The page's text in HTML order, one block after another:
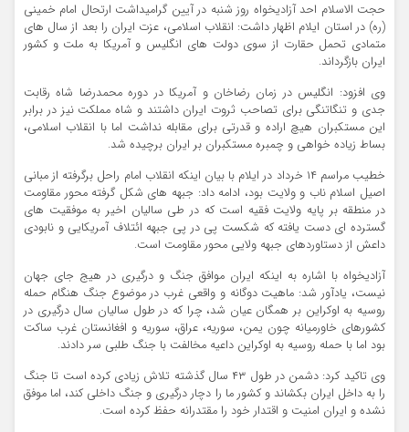
حجت الاسلام احد آزادیخواه روز شنبه در آیین گرامیداشت ارتحال امام خمینی
(ره) در استان ایلام اظهار داشت: انقلاب اسلامی، عزت ایران را بعد از سال های
متمادی تحمل حقارت از سوی دولت های انگلیس و آمریکا به ملت و کشور
ایران بازگرداند.
وی افزود: انگلیس در زمان رضاخان و آمریکا در دوره محمدرضا شاه رقابت
جدی و تنگاتنگی برای تصاحب ثروت ایران داشتند و شاه مملکت نیز در برابر
این مستکبران هیچ اراده و قدرتی برای مقابله نداشت اما با انقلاب اسلامی،
بساط زیاده خواهی و چمبره مستکبران بر ایران برچیده شد.
خطیب مراسم ۱۴ خرداد در ایلام با بیان اینکه انقلاب امام راحل برگرفته از مبانی
اصیل اسلام ناب و ولایت بود، ادامه داد: جبهه های شکل گرفته محور مقاومت
در منطقه بر پایه ولایت فقیه است که در طی سالیان اخیر به موفقیت های
گسترده ای دست یافته که شکست پی در پی جبهه ائتلاف آمریکایی و نابودی
داعش از دستاوردهای جبهه ولایی محور مقاومت است.
آزادیخواه با اشاره به اینکه ایران موافق جنگ و درگیری در هیج جای جهان
نیست، یادآور شد: ماهیت دوگانه و واقعی غرب در موضوع جنگ هنگام حمله
روسیه به اوکراین بر همگان عیان شد، چرا که در طول سالیان سال درگیری در
کشورهای خاورمیانه چون یمن، سوریه، عراق، سوریه و افغانستان غرب ساکت
بود اما با حمله روسیه به اوکراین داعیه مخالفت با جنگ طلبی سر دادند.
وی تاکید کرد: دشمن در طول ۴۳ سال گذشته تلاش زیادی کرده است تا جنگ
را به داخل ایران بکشاند و کشور ما را دچار درگیری و جنگ داخلی کند، اما موفق
نشده و ایران امنیت و اقتدار خود را مقتدرانه حفظ کرده است.